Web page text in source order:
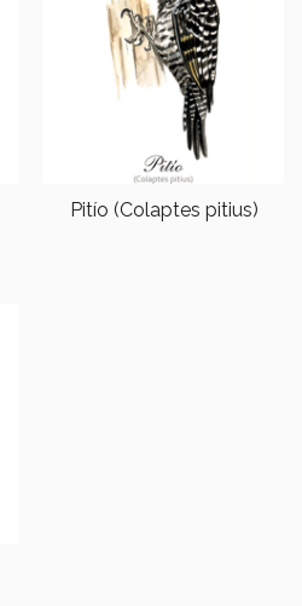
Pitío (Colaptes pitius)